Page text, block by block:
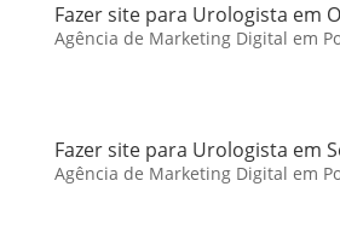
Fazer site para Urologista em
Agência de Marketing Digital em
Fazer site para Urologista em
Agência de Marketing Digital em